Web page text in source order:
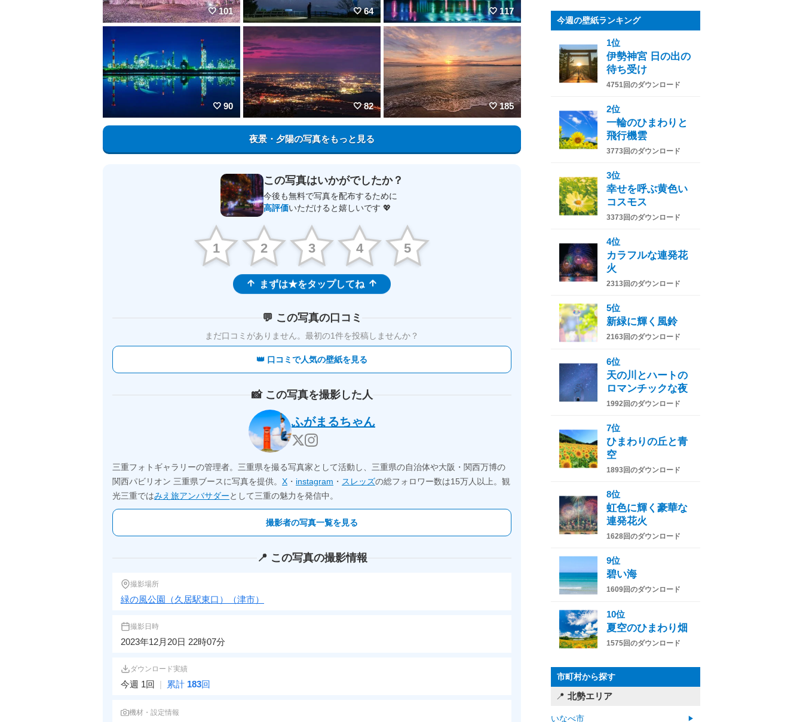
101 64 117
90 82 185
夜景・夕陽の写真をもっと見る
この写真はいかがでしたか？
今後も無料で写真を配布するために
高評価いただけると嬉しいです 💖
1 2 3 4 5
まずは★をタップしてね
💬 この写真の口コミ
まだ口コミがありません。 最初の1件を投稿しませんか？
👑 口コミで人気の壁紙を見る
📸 この写真を撮影した人
ふがまるちゃん
三重フォトギャラリーの管理者。三重県を撮る写真家として活動し、三重県の自治体や大阪・関西万博の
関西パビリオン 三重県ブースに写真を提供。 X ・ instagram ・ スレッズの総フォロワー数は15万人以上。観
光三重ではみえ旅アンバサダーとして三重の魅力を発信中。
撮影者の写真一覧を見る
📍 この写真の撮影情報
撮影場所
緑の風公園（久居駅東口）（津市）
撮影日時
2023年12月20日 22時07分
ダウンロード実績
今週 1回 | 累計 183回
機材・設定情報
今週の壁紙ランキング
1位
伊勢神宮 日の出の
待ち受け
4751回のダウンロード
2位
一輪のひまわりと
飛行機雲
3773回のダウンロード
3位
幸せを呼ぶ黄色い
コスモス
3373回のダウンロード
4位
カラフルな連発花
火
2313回のダウンロード
5位
新緑に輝く風鈴
2163回のダウンロード
6位
天の川とハートの
ロマンチックな夜
1992回のダウンロード
7位
ひまわりの丘と青
空
1893回のダウンロード
8位
虹色に輝く豪華な
連発花火
1628回のダウンロード
9位
碧い海
1609回のダウンロード
10位
夏空のひまわり畑
1575回のダウンロード
市町村から探す
北勢エリア
いなべ市